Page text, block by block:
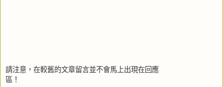
請注意，在較舊的文章留言並不會馬上出現在回應
區！